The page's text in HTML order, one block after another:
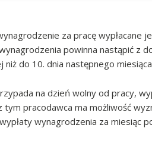
za pracę wypłacane
powinna nastąpić z
niż do 10. dnia następnego
na dzień wolny od pracy,
tym pracodawca ma możliwość
wynagrodzenia za miesiąc